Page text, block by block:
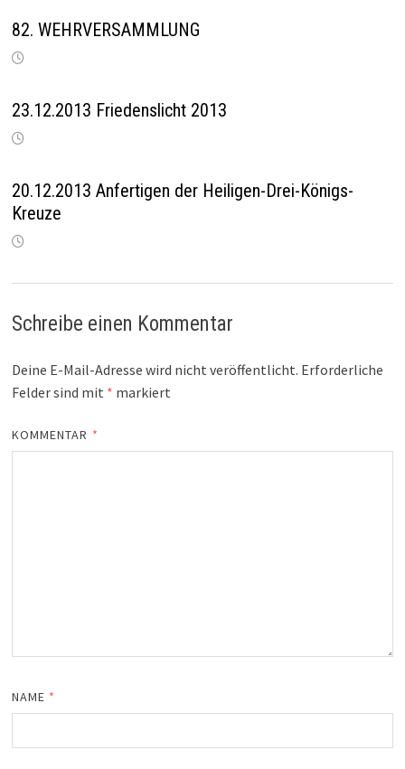
82. WEHRVERSAMMLUNG
23.12.2013 Friedenslicht 2013
20.12.2013 Anfertigen der Heiligen-Drei-Königs-
Kreuze
Schreibe einen Kommentar
Deine E-Mail-Adresse wird nicht veröffentlicht. Erforderliche
Felder sind mit * markiert
KOMMENTAR *
NAME *